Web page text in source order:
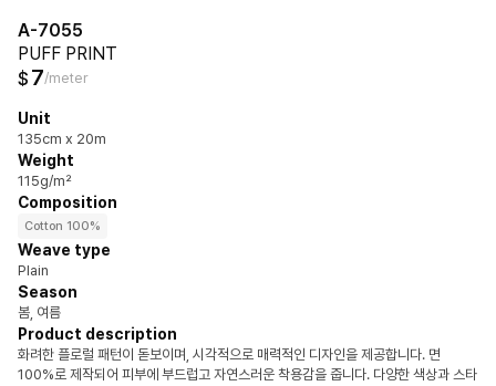
A-7055
PUFF PRINT
$ 7/meter
Unit
135cm x 20m
Weight
115g/m²
Composition
Cotton 100%
Weave type
Plain
Season
봄, 여름
Product description
화려한 플로럴 패턴이 돋보이며, 시각적으로 매력적인 디자인을 제공합니다. 면
100%로 제작되어 피부에 부드럽고 자연스러운 착용감을 줍니다. 다양한 색상과 스타